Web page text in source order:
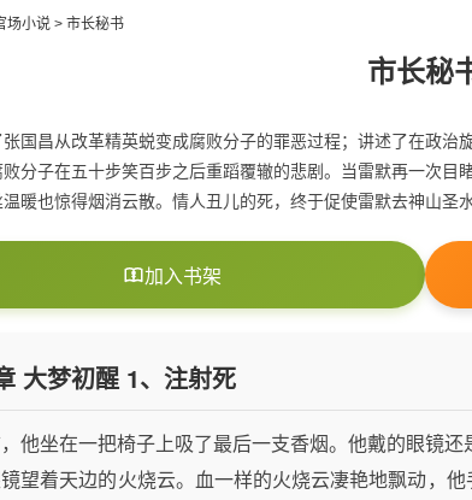
场小说 > 市长秘书
市长秘
国昌从改革精英蜕变成腐败分子的罪恶过程；讲述了在政
分子在五十步笑百步之后重蹈覆辙的悲剧。当雷默再一次
暖也惊得烟消云散。情人丑儿的死，终于促使雷默去神山圣
加入书架
大梦初醒 1、注射死
他坐在一把椅子上吸了最后一支香烟。他戴的眼镜
望着天边的火烧云。血一样的火烧云凄艳地飘动，